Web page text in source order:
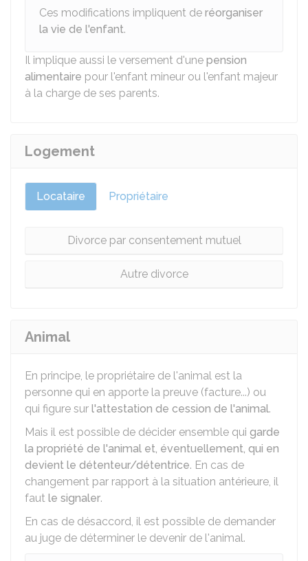
Ces modifications impliquent de réorganiser
la vie de l'enfant.
Il implique aussi le versement d'une pension
alimentaire pour l'enfant mineur ou l'enfant majeur
à la charge de ses parents.
Logement
Locataire Propriétaire
Divorce par consentement mutuel
Autre divorce
Animal
En principe, le propriétaire de l'animal est la
personne qui en apporte la preuve (facture...) ou
qui figure sur l'attestation de cession de l'animal.
Mais il est possible de décider ensemble qui garde
la propriété de l'animal et, éventuellement, qui en
devient le détenteur/détentrice. En cas de
changement par rapport à la situation antérieure, il
faut le signaler.
En cas de désaccord, il est possible de demander
au juge de déterminer le devenir de l'animal.